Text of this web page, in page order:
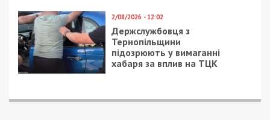
2/08/2026 - 12:02
Держслужбовця з
Тернопільщини
підозрюють у вимаганні
хабаря за вплив на ТЦК